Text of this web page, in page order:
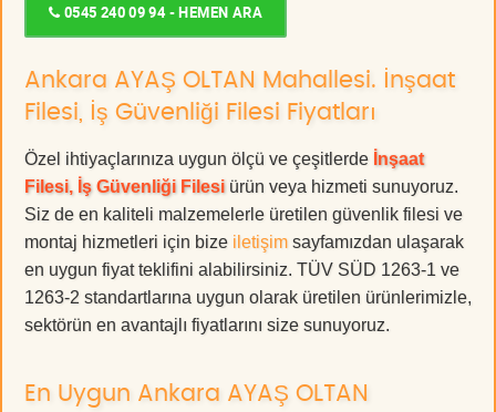
0545 240 09 94 - HEMEN ARA
Ankara AYAŞ OLTAN Mahallesi. İnşaat
Filesi, İş Güvenliği Filesi Fiyatları
Özel ihtiyaçlarınıza uygun ölçü ve çeşitlerde İnşaat
Filesi, İş Güvenliği Filesi ürün veya hizmeti sunuyoruz.
Siz de en kaliteli malzemelerle üretilen güvenlik filesi ve
montaj hizmetleri için bize iletişim sayfamızdan ulaşarak
en uygun fiyat teklifini alabilirsiniz. TÜV SÜD 1263-1 ve
1263-2 standartlarına uygun olarak üretilen ürünlerimizle,
sektörün en avantajlı fiyatlarını size sunuyoruz.
En Uygun Ankara AYAŞ OLTAN